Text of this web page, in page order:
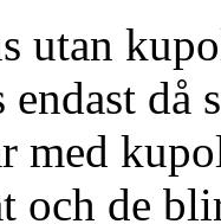
utan
då
med
och de